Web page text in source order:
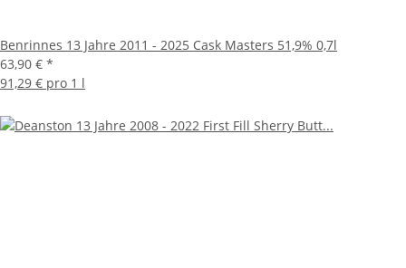
Benrinnes 13 Jahre 2011 - 2025 Cask Masters 51,9% 0,7l
63,90 € *
91,29 € pro 1 l